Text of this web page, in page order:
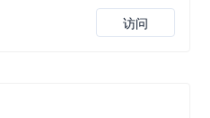
访问